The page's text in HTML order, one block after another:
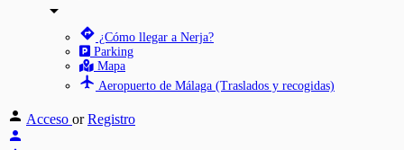
¿Cómo llegar a Nerja?
Parking
Mapa
Aeropuerto de Málaga (Traslados y recogidas)
Acceso or Registro